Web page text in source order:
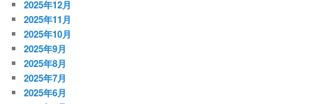
2025年12月
2025年11月
2025年10月
2025年9月
2025年8月
2025年7月
2025年6月